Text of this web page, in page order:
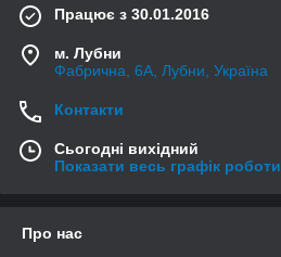
Працює з 30.01.2016
м. Лубни
Фабрична, 6А, Лубни, Україна
Контакти
Сьогодні вихідний
Показати весь графік роботи
Про нас